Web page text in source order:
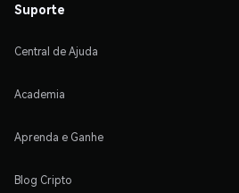
Suporte
Central de Ajuda
Academia
Aprenda e Ganhe
Blog Cripto